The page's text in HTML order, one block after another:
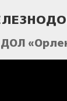
ДОЛ